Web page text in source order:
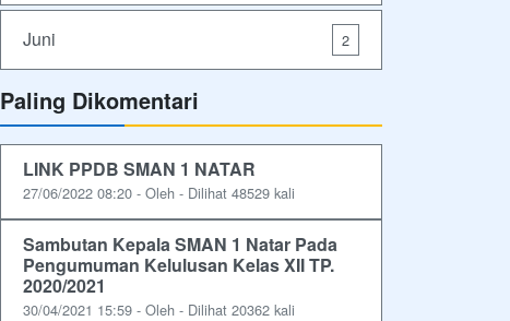
Juni 2
Paling Dikomentari
LINK PPDB SMAN 1 NATAR
27/06/2022 08:20 - Oleh - Dilihat 48529 kali
Sambutan Kepala SMAN 1 Natar Pada
Pengumuman Kelulusan Kelas XII TP.
2020/2021
30/04/2021 15:59 - Oleh - Dilihat 20362 kali